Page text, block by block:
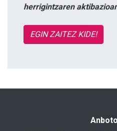
herrigintzaren
EGIN ZAITEZ KIDE!